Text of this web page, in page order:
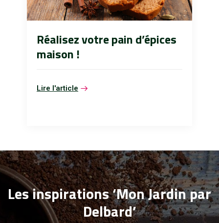
Réalisez votre pain d’épices
maison !
Lire l'article
Les inspirations ‘Mon Jardin par
Delbard’